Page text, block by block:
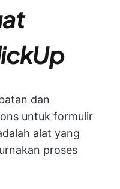
dan
untuk formulir
alat yang
proses